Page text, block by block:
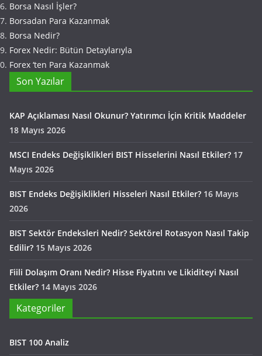
Borsa Nasıl İşler?
Borsadan Para Kazanmak
Borsa Nedir?
Forex Nedir: Bütün Detaylarıyla
Forex ‘ten Para Kazanmak
Son Yazılar
KAP Açıklaması Nasıl Okunur? Yatırımcı İçin Kritik Maddeler
18 Mayıs 2026
MSCI Endeks Değişiklikleri BIST Hisselerini Nasıl Etkiler? 17
Mayıs 2026
BIST Endeks Değişiklikleri Hisseleri Nasıl Etkiler? 16 Mayıs
2026
BIST Sektör Endeksleri Nedir? Sektörel Rotasyon Nasıl Takip
Edilir? 15 Mayıs 2026
Fiili Dolaşım Oranı Nedir? Hisse Fiyatını ve Likiditeyi Nasıl
Etkiler? 14 Mayıs 2026
Kategoriler
BIST 100 Analiz